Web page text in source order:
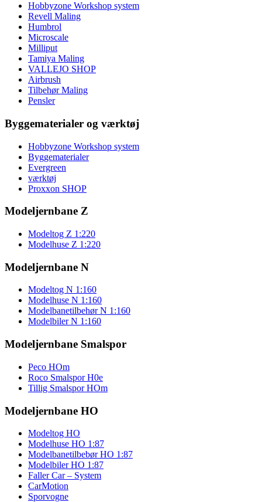
Hobbyzone Workshop system
Revell Maling
Humbrol
Microscale
Milliput
Tamiya Maling
VALLEJO SHOP
Airbrush
Tilbehør Maling
Pensler
Byggematerialer og værktøj
Hobbyzone Workshop system
Byggematerialer
Evergreen
værktøj
Proxxon SHOP
Modeljernbane Z
Modeltog Z 1:220
Modelhuse Z 1:220
Modeljernbane N
Modeltog N 1:160
Modelhuse N 1:160
Modelbanetilbehør N 1:160
Modelbiler N 1:160
Modeljernbane Smalspor
Peco HOm
Roco Smalspor H0e
Tillig Smalspor HOm
Modeljernbane HO
Modeltog HO
Modelhuse HO 1:87
Modelbanetilbebør HO 1:87
Modelbiler HO 1:87
Faller Car – System
CarMotion
Sporvogne